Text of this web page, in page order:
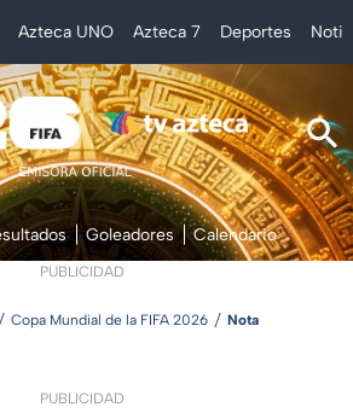
Azteca UNO Azteca 7 Deportes
Goleadores Calendario
PUBLICIDAD
Copa Mundial de la FIFA 2026 Nota
PUBLICIDAD